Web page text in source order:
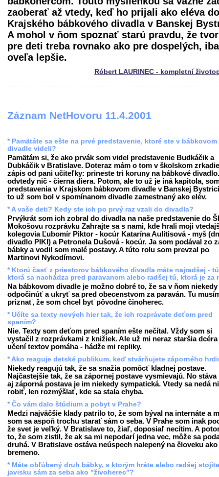
zaoberať až vtedy, keď ho prijali ako eléva do
Krajského bábkového divadlav Banskej
A mohol v ňom spoznať starú pravdu, že
pre deti treba rovnako ako pre dospelých,
oveľa lepšie.
Róbert LAURINEC - kompletní
Záznam NetHovoru 11.4.2001
* Pamätáte sa ešte na prvé predstavenie, ktoré ste v bábkovom
divadle videli?
Pamätám si, že ako prvák som videl predstavenie Budkáčik a
Dubkáčik v Bratislave. Doteraz mám o tom v školskom
zápis od pani učiteľky: prineste tri koruny na bábkové
odvtedy nič - čierna diera. Potom, ale to už je iná kapitola,
predstavenia v Krajskom bábkovom divadle v Banskej
to už som bol v spomínanom divadle zamestnaný ako elév.
* A vaše deti? Kedy ste ich po prvý raz vzali do divadla?
Prvýkrát som ich zobral do divadla na naše predstavenie do
Mokošovu rozprávku Zahrajte sa s nami, kde hrali moji
kolegovia Ľubomír Piktor - kocúr Katarína Aulitisová - myš
divadlo PIKI) a Petronela Dušová - kocúr. Ja som podával zo
bábky a vodil som malé postavy. A túto rolu som prevzal po
Martinovi Nykodímovi.
* Ktorú časť z priestorov bábkového divadla máte najradšej -
ktorá sa nachádza pred paravanom alebo radšej tú, ktorá je za
Na bábkovom divadle je možno dobré to, že sa v ňom niekedy
odpočinúť a ukryť sa pred obecenstvom za paraván. Tu
priznať, že som chcel byť pôvodne činoherec.
* Učíte sa texty nových hier tak, že ich rozprávate deťom pred
spaním?
Nie. Texty som deťom pred spaním ešte nečítal. Vždy som si
vystačil z rozprávkami z knižiek. Ale už mi neraz staršia
učení textov pomáha - hádže mi repliky.
* Ako reaguje detské publikum, keď stvárňujete záporného
Niekedy reagujú tak, že sa snažia pomôcť kladnej postave.
Najčastejšie tak, že sa zápornej postave vysmievajú. No stáva
aj záporná postava je im niekedy sympatická. Vtedy sa nedá
robiť, len rozmýšlať, kde sa stala chyba.
* Čo vám dalo štúdium a pobyt v Prahe?
Medzi najväčšie klady patrilo to, že som býval na internáte a
som sa aspoň trochu starať sám o seba. V Prahe som inak
že svet je veľký. V Bratislave to, žiaľ, doposiaľ necítim. A
to, že som zistil, že ak sa mi nepodarí jedna vec, môže sa
druhá. V Bratislave ostáva neúspech nalepený na človeku ako
bremeno.
* Máte obľúbený druh bábky, s ktorým hráte alebo radšej
javisku sám za seba ako "živoherec"?